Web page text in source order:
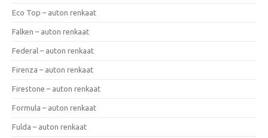
Eco Top – auton renkaat
Falken – auton renkaat
Federal – auton renkaat
Firenza – auton renkaat
Firestone – auton renkaat
Formula – auton renkaat
Fulda – auton renkaat